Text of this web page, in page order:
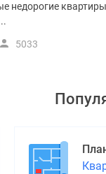
недорогие квартиры
5033